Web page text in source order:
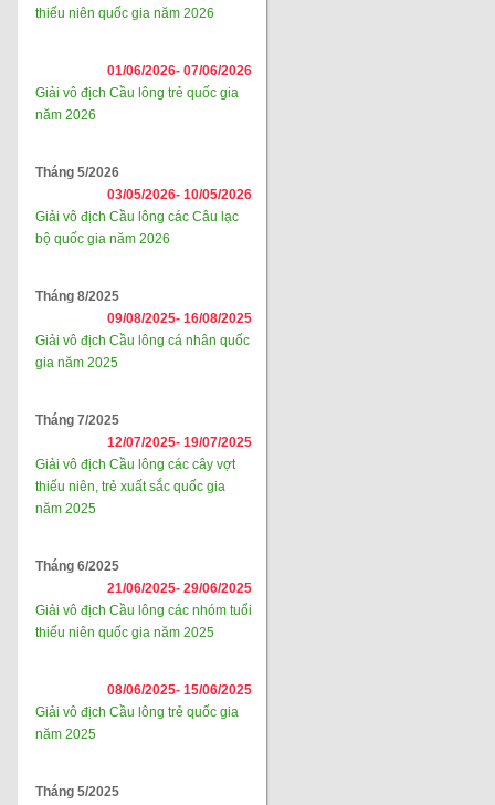
thiếu niên quốc gia năm 2026
01/06/2026- 07/06/2026
Giải vô địch Cầu lông trẻ quốc gia
năm 2026
Tháng 5/2026
03/05/2026- 10/05/2026
Giải vô địch Cầu lông các Câu lạc
bộ quốc gia năm 2026
Tháng 8/2025
09/08/2025- 16/08/2025
Giải vô địch Cầu lông cá nhân quốc
gia năm 2025
Tháng 7/2025
12/07/2025- 19/07/2025
Giải vô địch Cầu lông các cây vợt
thiếu niên, trẻ xuất sắc quốc gia
năm 2025
Tháng 6/2025
21/06/2025- 29/06/2025
Giải vô địch Cầu lông các nhóm tuổi
thiếu niên quốc gia năm 2025
08/06/2025- 15/06/2025
Giải vô địch Cầu lông trẻ quốc gia
năm 2025
Tháng 5/2025